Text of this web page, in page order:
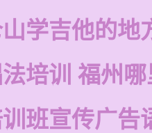
学吉他的地
培训 福州
班宣传广告